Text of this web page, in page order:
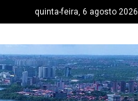
quinta-feira, 6 agosto 2026